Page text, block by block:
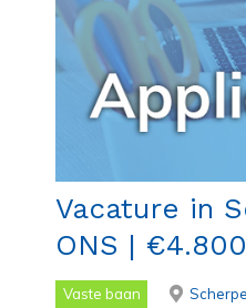
Vacature in
ONS |
Vaste baan